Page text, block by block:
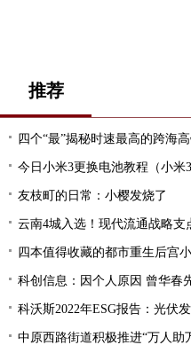
推荐
四个“最”揭秘时速最高的跨海
今日小米3更换电池教程（小米
友枝町的日常：小樱发烧了
云南4城入选！现代流通战略支
四本值得收藏的都市重生后宫
科创信息：因个人原因 曾华春
科沃斯2022年ESG报告：光伏发电设施年发
中原西路街道积极推进“万人助